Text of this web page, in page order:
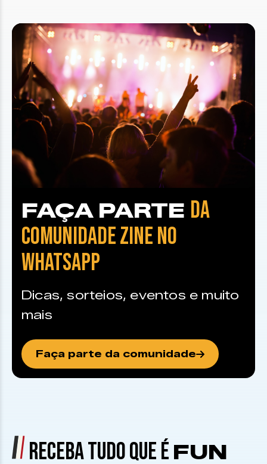
FAÇA PARTE DA
COMUNIDADE ZINE NO
WHATSAPP
Dicas, sorteios, eventos e muito
mais
Faça parte da comunidade
RECEBA TUDO QUE É FUN